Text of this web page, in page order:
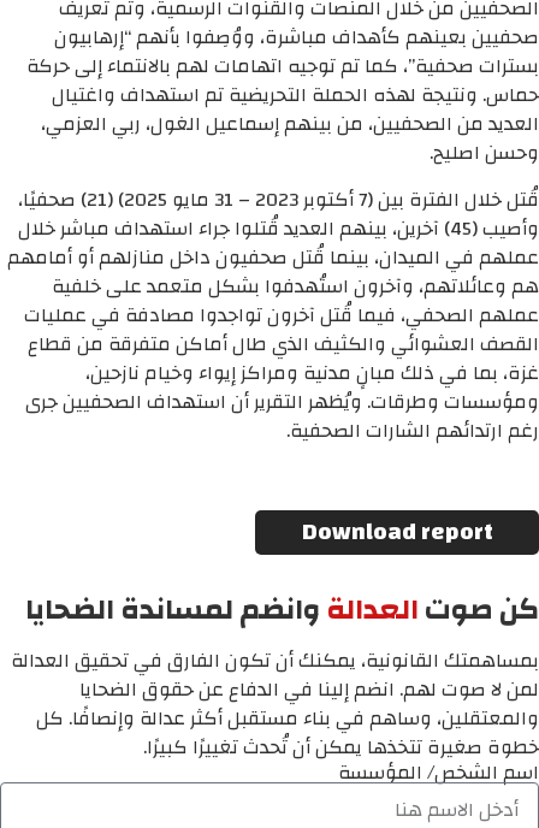
الصحفيين من خلال المنصات والقنوات الرسمية، وتم تعريف
صحفيين بعينهم كأهداف مباشرة، ووُصِفوا بأنهم “إرهابيون
بسترات صحفية”، كما تم توجيه اتهامات لهم بالانتماء إلى حركة
حماس. ونتيجة لهذه الحملة التحريضية تم استهداف واغتيال
العديد من الصحفيين، من بينهم إسماعيل الغول، ربي العزمي،
وحسن اصليح.
قُتل خلال الفترة بين (7 أكتوبر 2023 – 31 مايو 2025) (21) صحفيًا،
وأصيب (45) آخرين، بينهم العديد قُتلوا جراء استهداف مباشر خلال
عملهم في الميدان، بينما قُتل صحفيون داخل منازلهم أو أمامهم
هم وعائلاتهم، وآخرون استُهدفوا بشكل متعمد على خلفية
عملهم الصحفي، فيما قُتل آخرون تواجدوا مصادفة في عمليات
القصف العشوائي والكثيف الذي طال أماكن متفرقة من قطاع
غزة، بما في ذلك مبانٍ مدنية ومراكز إيواء وخيام نازحين،
ومؤسسات وطرقات. ويُظهر التقرير أن استهداف الصحفيين جرى
رغم ارتدائهم الشارات الصحفية.
Download report
كن صوتالعدالةوانضم لمساندة الضحايا
بمساهمتك القانونية، يمكنك أن تكون الفارق في تحقيق العدالة
لمن لا صوت لهم. انضم إلينا في الدفاع عن حقوق الضحايا
والمعتقلين، وساهم في بناء مستقبل أكثر عدالة وإنصافًا. كل
خطوة صغيرة تتخذها يمكن أن تُحدث تغييرًا كبيرًا.
اسم الشخص/ المؤسسة